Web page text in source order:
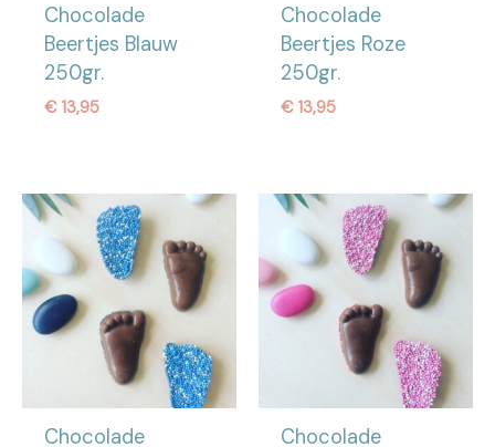
Chocolade
Beertjes Blauw
250gr.
€13,95
Chocolade
Beertjes Roze
250gr.
€13,95
Chocolade Chocolade